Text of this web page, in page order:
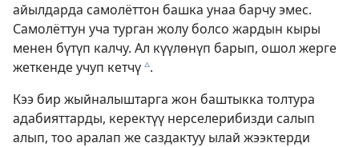
айылдарда самолёттон башка унаа барчу эмес.
Самолёттун уча турган жолу болсо жардын кыры
менен бүтүп калчу. Ал күүлөнүп барып, ошол жерге
жеткенде учуп кетчүc.
Кээ бир жыйналыштарга жон баштыкка толтура
адабияттарды, керектүү нерселерибизди салып
алып, тоо аралап же саздактуу ылай жээктерди